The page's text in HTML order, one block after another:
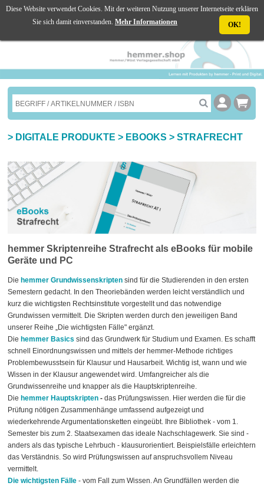
☰ MENU
> DIGITALE PRODUKTE > EBOOKS >STRAFRECHT
hemmer Skriptenreihe Strafrecht als eBooks für mobile
Geräte und PC
Die hemmer Grundwissenskripten sind für die Studierenden in den ersten
Semestern gedacht. In den Theoriebänden werden leicht verständlich und
kurz die wichtigsten Rechtsinstitute vorgestellt und das notwendige
Grundwissen vermittelt. Die Skripten werden durch den jeweiligen Band
unserer Reihe „Die wichtigsten Fälle" ergänzt.
Die hemmer Basics sind das Grundwerk für Studium und Examen. Es schafft
schnell Einordnungswissen und mittels der hemmer-Methode richtiges
Problembewusstsein für Klausur und Hausarbeit. Wichtig ist, wann und wie
Wissen in der Klausur angewendet wird. Umfangreicher als die
Grundwissenreihe und knapper als die Hauptskriptenreihe.
Die hemmer Hauptskripten - das Prüfungswissen. Hier werden die für die
Prüfung nötigen Zusammenhänge umfassend aufgezeigt und
wiederkehrende Argumentationsketten eingeübt. Ihre Bibliothek - vom 1.
Semester bis zum 2. Staatsexamen das ideale Nachschlagewerk. Sie sind -
anders als das typische Lehrbuch - klausurorientiert. Beispielsfälle erleichtern
das Verständnis. So wird Prüfungswissen auf anspruchsvollem Niveau
vermittelt.
Die wichtigsten Fälle - vom Fall zum Wissen. An Grundfällen werden die
Diese Website verwendet Cookies. Mit der weiteren Nutzung unserer Internetseite erklären
Sie sich damit einverstanden. Mehr Informationen OK!